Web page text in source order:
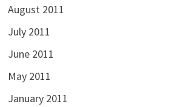
August 2011
July 2011
June 2011
May 2011
January 2011